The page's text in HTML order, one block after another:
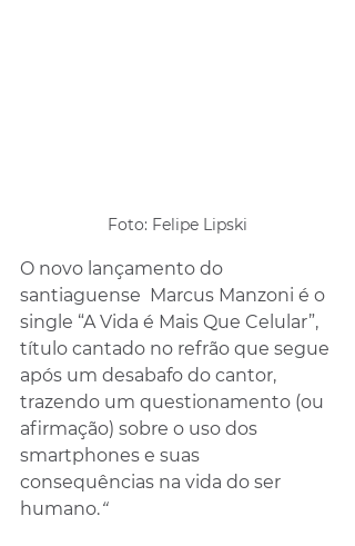
Foto: Felipe Lipski
O novo lançamento do
santiaguense  Marcus Manzoni é o
single “A Vida é Mais Que Celular”,
título cantado no refrão que segue
após um desabafo do cantor,
trazendo um questionamento (ou
afirmação) sobre o uso dos
smartphones e suas
consequências na vida do ser
humano.“